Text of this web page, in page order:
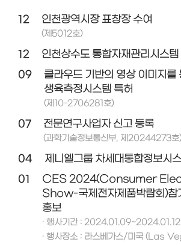
12 인천광역시장 표창장 수여
(제5012호)
12
인천상수도 통합자재관리시스템
09
클라우드 기반의 영상 이미지를
생육측정시스템 특허
(제10-2706281호)
07 전문연구사업자 신고 등록
(과학기술정보통신부, 제20244273호)
04
제니엘그룹 차세대통합정보시
01
CES 2024(Consumer
Show-국제전자제품박람회)참
홍보
· 행사기간 : 2024.01.09~2024.01.12
· 행사장소 : 라스베가스/미국 (Las